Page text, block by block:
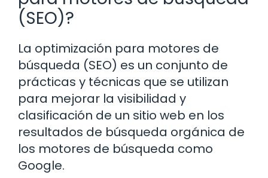
(SEO)?
La optimización para motores de
búsqueda (SEO) es un conjunto de
prácticas y técnicas que se utilizan
para mejorar la visibilidad y
clasificación de un sitio web en los
resultados de búsqueda orgánica de
los motores de búsqueda como
Google.